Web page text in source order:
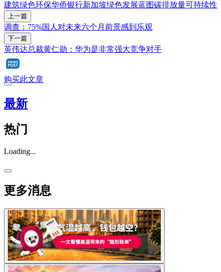
建筑绿色环保华侨银行新加坡绿色发展蓝图碳排放量可持续性
上一篇
调查：75%国人对未来六个月前景感到乐观
下一篇
英伟达总裁黄仁勋：华为是非常强大竞争对手
购买此文章
最新
热门
Loading...
更多消息